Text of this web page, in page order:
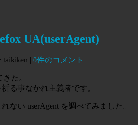
UA(userAgent)
taikiken | 0件のコメント
た。
る事なかれ主義者です。
ない userAgent を調べてみました。